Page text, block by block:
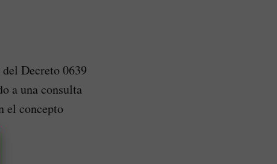
Decreto 0639
a una consulta
el concepto